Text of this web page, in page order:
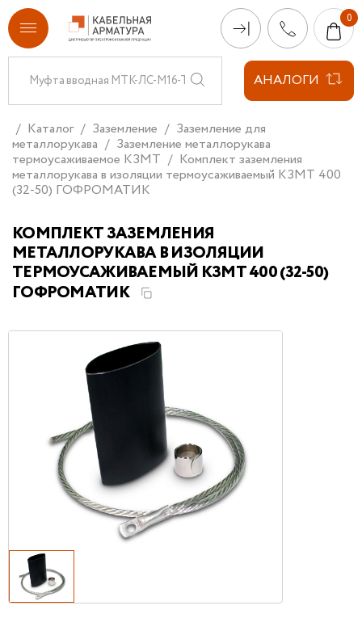
АНАЛОГИ
Каталог Заземление
Заземление для
металлорукава
Заземление металлорукава
термоусаживаемое КЗМТ
Комплект заземления
металлорукава в изоляции термоусаживаемый КЗМТ 400
(32-50) ГОФРОМАТИК
КОМПЛЕКТ ЗАЗЕМЛЕНИЯ
МЕТАЛЛОРУКАВА В ИЗОЛЯЦИИ
ТЕРМОУСАЖИВАЕМЫЙ КЗМТ 400 (32-50)
ГОФРОМАТИК